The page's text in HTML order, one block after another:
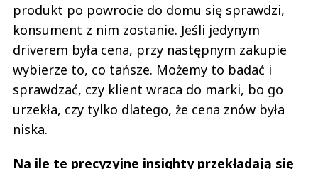
produkt po powrocie do domu się sprawdzi,
konsument z nim zostanie. Jeśli jedynym
driverem była cena, przy następnym zakupie
wybierze to, co tańsze. Możemy to badać i
sprawdzać, czy klient wraca do marki, bo go
urzekła, czy tylko dlatego, że cena znów była
niska.
Na ile te precyzyjne insighty przekładają się